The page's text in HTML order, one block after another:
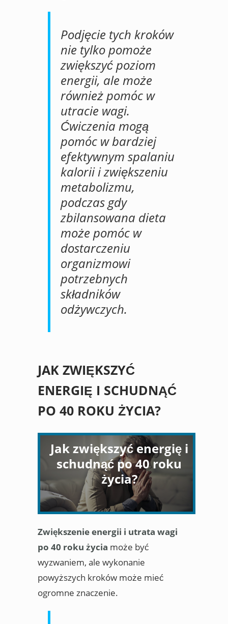
Podjęcie tych kroków
nie tylko pomoże
zwiększyć poziom
energii, ale może
również pomóc w
utracie wagi.
Ćwiczenia mogą
pomóc w bardziej
efektywnym spalaniu
kalorii i zwiększeniu
metabolizmu,
podczas gdy
zbilansowana dieta
może pomóc w
dostarczeniu
organizmowi
potrzebnych
składników
odżywczych.
JAK ZWIĘKSZYĆ
ENERGIĘ I SCHUDNĄĆ
PO 40 ROKU ŻYCIA?
Jak zwiększyć energię i
schudnąć po 40 roku
życia?
Zwiększenie energii i utrata wagi
po 40 roku życia może być
wyzwaniem, ale wykonanie
powyższych kroków może mieć
ogromne znaczenie.